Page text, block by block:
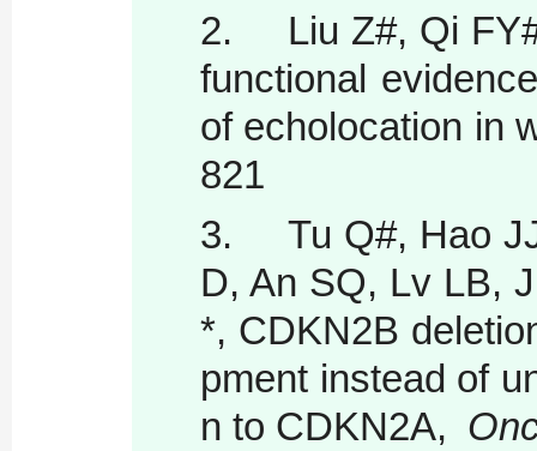
2.
Liu Z#, Qi
functional
of echolocation in
821
3.
Tu Q#, Hao
D, An SQ, Lv LB,
*, CDKN2B
pment instead of
n to CDKN2A,